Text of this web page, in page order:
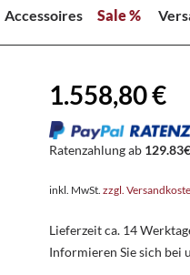
Accessoires Sale %
1.558,80 €
Ratenzahlung ab 129.83€
inkl. MwSt.zzgl.
Lieferzeit ca. 14
Informieren Sie sich bei